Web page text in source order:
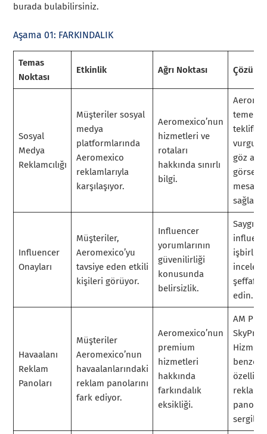
burada bulabilirsiniz.
Aşama 01: FARKINDALIK
Temas
Noktası
Etkinlik Ağrı Noktası Çözüm
Sosyal
Medya
Reklamcılığı
Müşteriler sosyal
medya
platformlarında
Aeromexico
reklamlarıyla
karşılaşıyor.
Aeromexico’nun
hizmetleri ve
rotaları
hakkında sınırlı
bilgi.
temel
göz alıcı
mesajlar
Influencer
Onayları
Müşteriler,
Aeromexico’yu
tavsiye eden etkili
kişileri görüyor.
Influencer
yorumlarının
güvenilirliği
konusunda
belirsizlik.
Saygın
işbirliği
edin.
Havaalanı
Reklam
Panoları
Müşteriler
Aeromexico’nun
havaalanlarındaki
reklam panolarını
fark ediyor.
Aeromexico’nun
premium
hizmetleri
hakkında
farkındalık
eksikliği.
AM Plus
reklam